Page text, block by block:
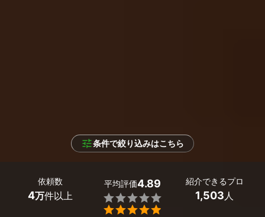
条件で絞り込みはこちら
依頼数
4万件以上
平均評価4.89


紹介できるプロ
1,503 人